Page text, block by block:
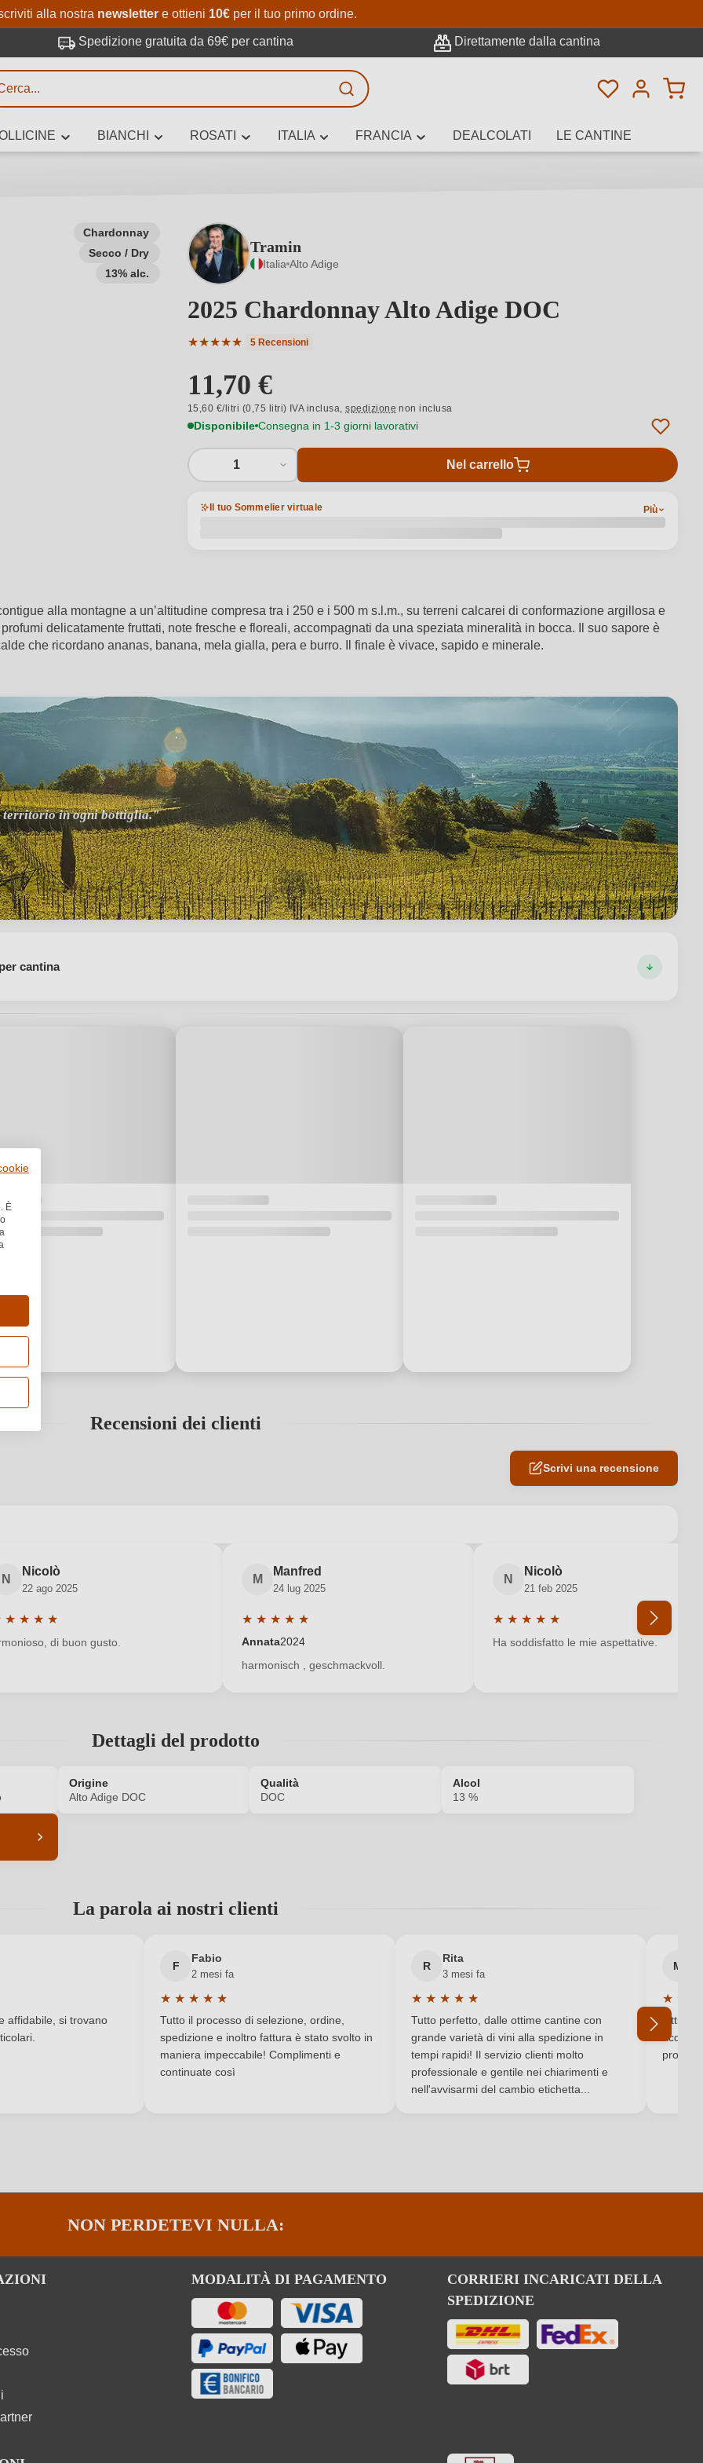
Passa al contenuto principale
Salta alla ricerca
Passa alla navigazione principale
alla nostra newsletter e ottieni 10€ per il tuo primo ordine.
Spedizione gratuita da 69€ per cantina Direttamente dalla cantina
Hai 0 articoli
BIANCHI ROSATI ITALIA FRANCIA DEALCOLATI LE CANTINE
Chardonnay
Secco / Dry
13% alc.
Tramin
Italia Alto Adige
2025 Chardonnay Alto Adige DOC
★★★★★
Valutazione media di 5 su 5 stelle
5 Recensioni
11,70 €
15,60 €/litri (0,75 litri) IVA inclusa,spedizione non inclusa
Disponibile Consegna in 1-3 giorni lavorativi
1 Nel carrello
Il tuo Sommelier virtuale Più
alla montagne a un’altitudine compresa tra i 250 e i 500 m s.l.m., su terreni calcarei di conformazione argillosa e
delicatamente fruttati, note fresche e floreali, accompagnati da una speziata mineralità in bocca. Il suo sapore è
che ricordano ananas, banana, mela gialla, pera e burro. Il finale è vivace, sapido e minerale.
territorio in ogni bottiglia."
altoatesina."
cantina
Recensioni dei clienti
Scrivi una recensione
N
Nicolò
22 ago 2025
★ ★ ★ ★
media di 5 su 5 stelle
di buon gusto.
M
Manfred
24 lug 2025
★ ★ ★ ★ ★
Valutazione media di 5 su 5 stelle
Annata2024
harmonisch , geschmackvoll.
N
Nicolò
21 feb 2025
★ ★ ★ ★ ★
Valutazione media di 5 su 5 stelle
Ha soddisfatto le mie aspettative.
Dettagli del prodotto
Origine
Alto Adige DOC
Qualità
DOC
Alcol
13 %
Bianco Contenuto di alcol
Vino 144, 39040 Termeno,
Nazione Italia
Qualità DOC
Residuo zuccherino
Informazioni nutrizionali
326 kJ / 78 kcal
Uve, Conservanti (solfiti). Contiene piccole quantità di grassi, acidi grassi saturi, proteine e sale
La parola ai nostri clienti
di 5 su 5 stelle
affidabile, si trovano
F
Fabio
2 mesi fa
★ ★ ★ ★ ★
Valutazione media di 5 su 5 stelle
Tutto il processo di selezione, ordine,
spedizione e inoltro fattura è stato svolto in
maniera impeccabile! Complimenti e
continuate così
R
Rita
3 mesi fa
★ ★ ★ ★ ★
Valutazione media di 5 su 5 stelle
Tutto perfetto, dalle ottime cantine con
grande varietà di vini alla spedizione in
tempi rapidi! Il servizio clienti molto
professionale e gentile nei chiarimenti e
nell'avvisarmi del cambio etichetta...
M
★ ★
Ottimo
NON PERDETEVI NULLA:
MODALITÀ DI PAGAMENTO
CORRIERI INCARICATI DELLA
SPEDIZIONE
3 caratteri
Ricerca avanzata
stai cercando – per gusto, occasione, nome del vino, vitigno, regione, cantina o
altri criteri.
È